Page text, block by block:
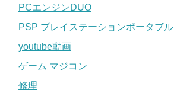
PCエンジンDUO
PSP プレイステーションポータブル
youtube動画
ゲーム マジコン
修理